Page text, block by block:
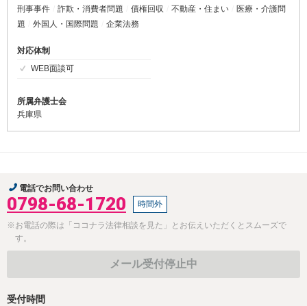
刑事事件
詐欺・消費者問題 債権回収 不動産・住まい
医療・介護問
題
外国人・国際問題 企業法務
対応体制
WEB面談可
所属弁護士会
兵庫県
電話でお問い合わせ
0798-68-1720 時間外
※お電話の際は「ココナラ法律相談を見た」とお伝えいただくとスムーズで
す。
メール受付停止中
受付時間